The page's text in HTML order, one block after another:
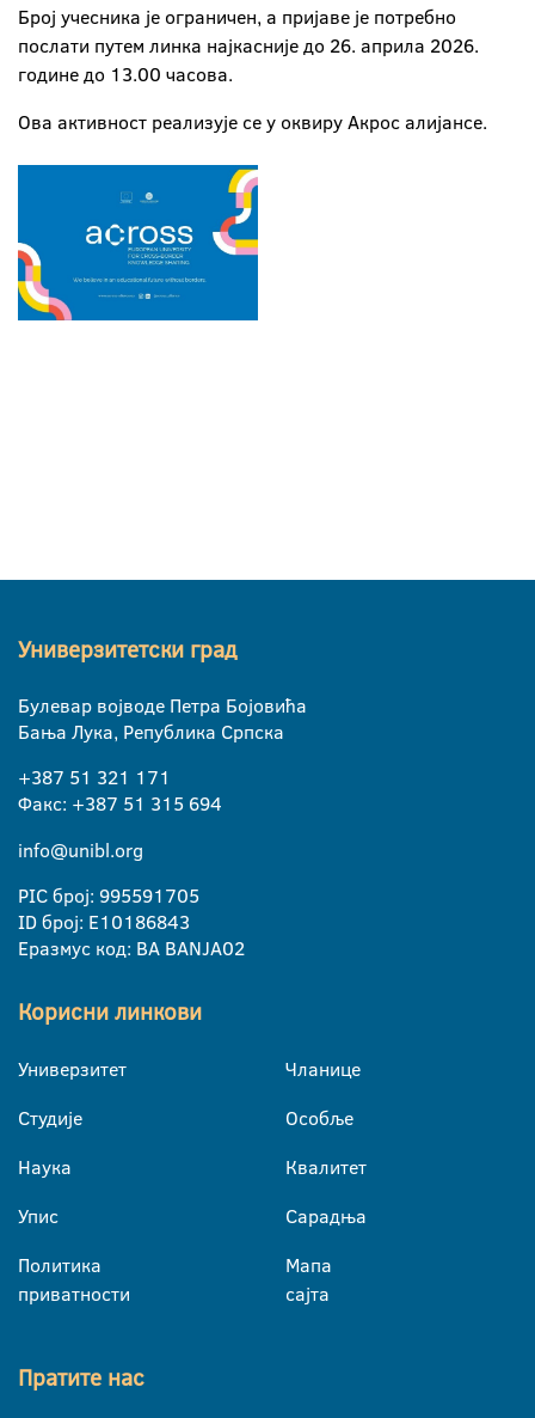
Број учесника је ограничен, а пријаве је потребно
послати путем линка најкасније до 26. априла 2026.
године до 13.00 часова.
Ова активност реализује се у оквиру Акрос алијансе.
Универзитетски град
Булевар војводе Петра Бојовића
Бања Лука, Република Српска
+387 51 321 171
Факс: +387 51 315 694
info@unibl.org
PIC број: 995591705
ID број: E10186843
Еразмус код: BA BANJA02
Корисни линкови
Универзитет
Студије
Наука
Упис
Политика
приватности
Чланице
Особље
Квалитет
Сарадња
Мапа
сајта
Пратите нас